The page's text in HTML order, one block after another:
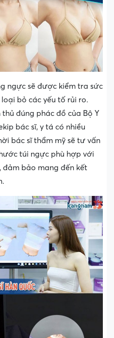
ngực sẽ được kiểm tra sức
bỏ các yếu tố rủi ro.
đúng phác đồ của Bộ Y
bác sĩ, y tá có nhiều
bác sĩ thẩm mỹ sẽ tư vấn
túi ngực phù hợp với
bảo mang đến kết